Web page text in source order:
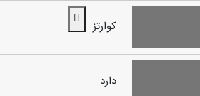
کوارتز
دارد